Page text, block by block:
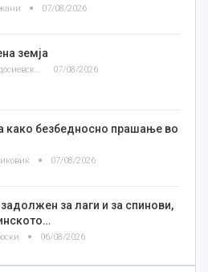
07/08/2026
земја
Златко Теодосиевски 07/08/2026
како безбедносно прашање во
07/08/2026
за лаги и за спинови,
06/08/2026